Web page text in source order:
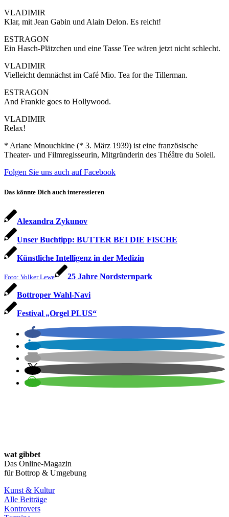
VLADIMIR
Klar, mit Jean Gabin und Alain Delon. Es reicht!
ESTRAGON
Ein Hasch-Plätzchen und eine Tasse Tee wären jetzt nicht schlecht.
VLADIMIR
Vielleicht demnächst im Café Mio. Tea for the Tillerman.
ESTRAGON
And Frankie goes to Hollywood.
VLADIMIR
Relax!
* Ariane Mnouchkine (* 3. März 1939) ist eine französische
Theater- und Filmregisseurin, Mitgründerin des Théâtre du Soleil.
Folgen Sie uns auch auf Facebook
Das könnte Dich auch interessieren
Alexandra Zykunov
Unser Buchtipp: BUTTER BEI DIE FISCHE
Künstliche Intelligenz in der Medizin
Foto: Volker Lewe 25 Jahre Nordsternpark
Bottroper Wahl-Navi
Festival „Orgel PLUS“
wat gibbet
Das Online-Magazin
für Bottrop & Umgebung
Kunst & Kultur
Alle Beiträge
Kontrovers